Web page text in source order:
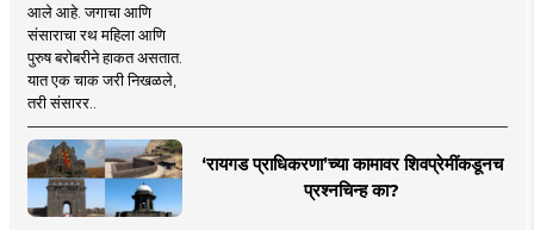
आले आहे. जगाचा आणि
संसाराचा रथ महिला आणि
पुरुष बरोबरीने हाकत असतात.
यात एक चाक जरी निखळले,
तरी संसारर..
‘रायगड प्राधिकरणा’च्या कामावर शिवप्रेमींकडूनच
प्रश्नचिन्ह का?